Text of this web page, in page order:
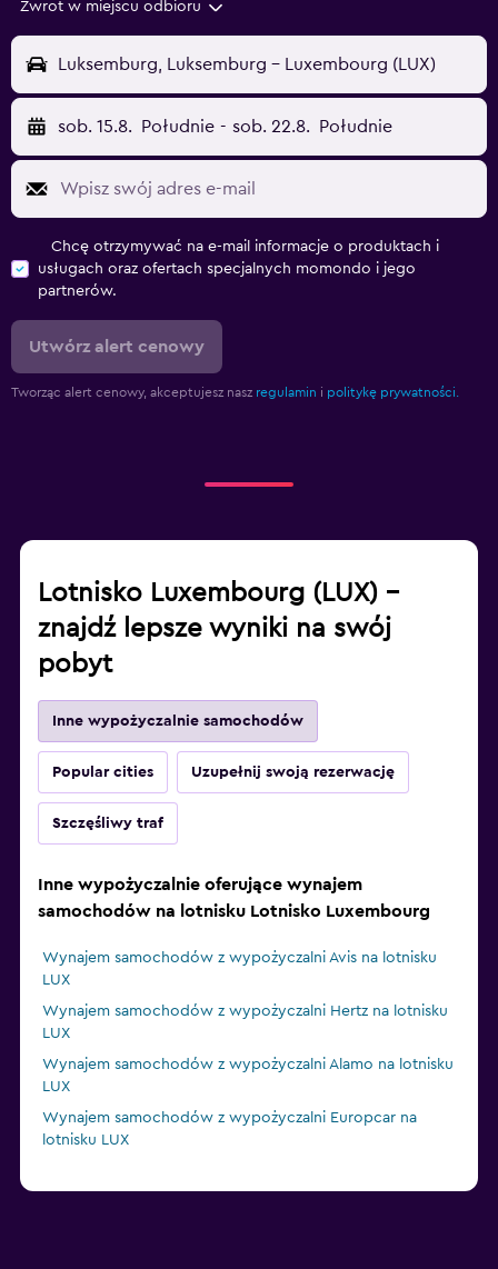
Zwrot w miejscu odbioru
Luksemburg, Luksemburg - Luxembourg (LUX)
sob. 15.8. Południe - sob. 22.8. Południe
Chcę otrzymywać na e-mail informacje o produktach i
usługach oraz ofertach specjalnych momondo i jego
partnerów.
Utwórz alert cenowy
Tworząc alert cenowy, akceptujesz nasz regulamin i politykę prywatności.
Lotnisko Luxembourg (LUX) –
znajdź lepsze wyniki na swój
pobyt
Inne wypożyczalnie samochodów
Popular cities Uzupełnij swoją rezerwację
Szczęśliwy traf
Inne wypożyczalnie oferujące wynajem
samochodów na lotnisku Lotnisko Luxembourg
Wynajem samochodów z wypożyczalni Avis na lotnisku
LUX
Wynajem samochodów z wypożyczalni Hertz na lotnisku
LUX
Wynajem samochodów z wypożyczalni Alamo na lotnisku
LUX
Wynajem samochodów z wypożyczalni Europcar na
lotnisku LUX